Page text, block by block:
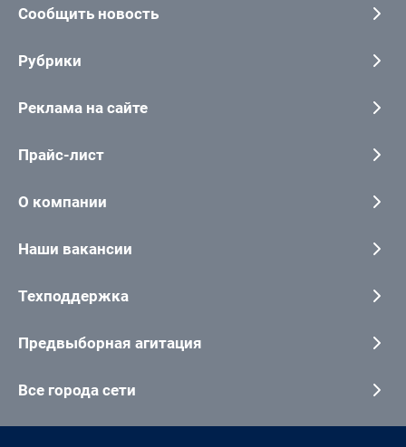
Сообщить новость
Рубрики
Реклама на сайте
Прайс-лист
О компании
Наши вакансии
Техподдержка
Предвыборная агитация
Все города сети